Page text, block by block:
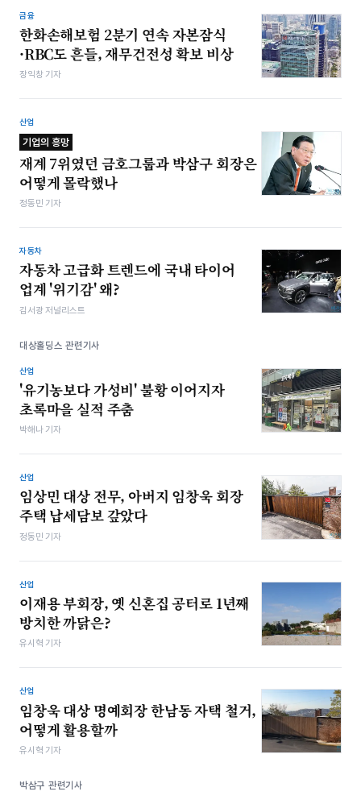
금융
한화손해보험 2분기 연속 자본잠식
·RBC도 흔들, 재무건전성 확보 비상
장익창 기자
산업
기업의 흥망
재계 7위였던 금호그룹과 박삼구 회장은
어떻게 몰락했나
정동민 기자
자동차
자동차 고급화 트렌드에 국내 타이어
업계 '위기감' 왜?
김서광 저널리스트
대상홀딩스 관련기사
산업
'유기농보다 가성비' 불황 이어지자
초록마을 실적 주춤
박해나 기자
산업
임상민 대상 전무, 아버지 임창욱 회장
주택 납세담보 갚았다
정동민 기자
산업
이재용 부회장, 옛 신혼집 공터로 1년째
방치한 까닭은?
유시혁 기자
산업
임창욱 대상 명예회장 한남동 자택 철거,
어떻게 활용할까
유시혁 기자
박삼구 관련기사